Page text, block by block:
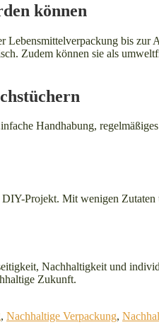
können
bis
Zudem können sie als
Handhabung,
Projekt. Mit wenigen
Nachhaltigkeit und
Zukunft.
, Nachhaltige Verpackung,